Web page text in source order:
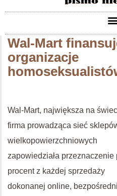
Wal-Mart
organizacje
Wal-Mart, największa na
firma prowadząca sieć
wielkopowierzchniowych
zapowiedziała przeznaczenie
procent z każdej sprzedaży
dokonanej online,